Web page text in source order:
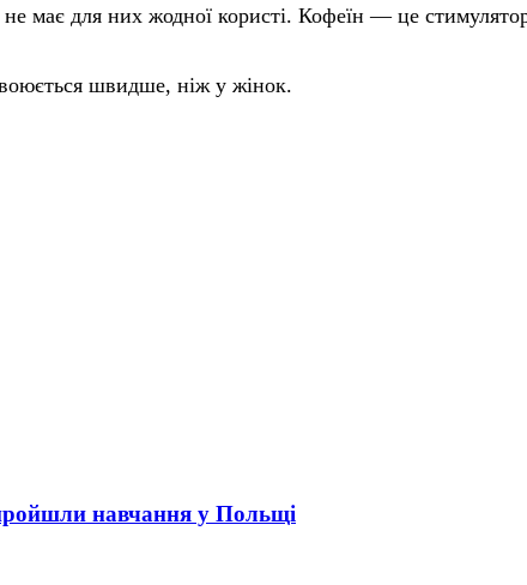
не має для них жодної користі. Кофеїн — це
швидше, ніж у жінок.
навчання у Польщі